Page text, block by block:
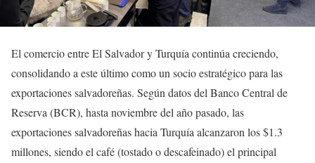
El comercio entre El Salvador y Turquía continúa creciendo,
consolidando a este último como un socio estratégico para las
exportaciones salvadoreñas. Según datos del Banco Central de
Reserva (BCR), hasta noviembre del año pasado, las
exportaciones salvadoreñas hacia Turquía alcanzaron los $1.3
millones, siendo el café (tostado o descafeinado) el principal